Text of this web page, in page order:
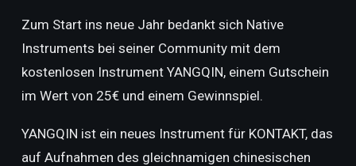
Zum Start ins neue Jahr bedankt sich Native
Instruments bei seiner Community mit dem
kostenlosen Instrument YANGQIN, einem Gutschein
im Wert von 25€ und einem Gewinnspiel.
YANGQIN ist ein neues Instrument für KONTAKT, das
auf Aufnahmen des gleichnamigen chinesischen